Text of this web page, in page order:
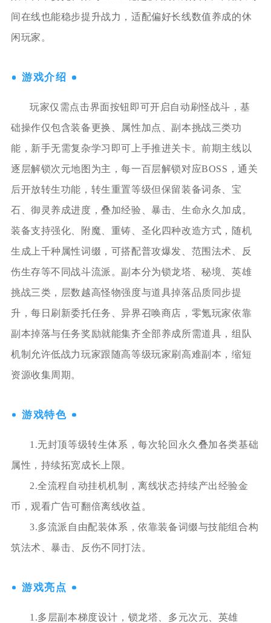
间在线也能稳步提升战力，适配偏好长线数值养成的休
闲玩家。
游戏介绍
玩家仅需点击界面按钮即可开启自动刷怪战斗，基
础操作仅包含装备更换、属性加点、副本挑战三类功
能，新手无需复杂学习即可上手推进关卡。前期主线以
逐层解锁次元地图为主，每一百层解锁对应BOSS，通关
后开放转生功能，转生重置等级但保留装备词条、宝
石、御灵养成进度，叠加经验、暴击、生命永久加成。
装备支持强化、附魔、重铸、圣化四种改造方式，随机
生成上千种属性词缀，可搭配普攻爆发、范围法术、反
伤生存等不同战斗流派。副本分为锁龙塔、秘境、英雄
挑战三类，层数越高怪物强度与道具掉落品质同步提
升，每日刷新委托任务、异界召唤商店，零氪玩家依靠
副本掉落与任务奖励就能集齐全部养成所需道具，组队
机制允许低战力玩家跟随高等级玩家刷高难副本，缩短
资源收集周期。
游戏特色
1.无封顶等级转生体系，每次轮回永久叠加各类基础
属性，持续拓宽成长上限。
2.全流程自动挂机机制，离线状态持续产出经验金
币，观看广告可翻倍离线收益。
3.多流派自由配装体系，依靠装备词缀与技能组合构
筑法术、暴击、反伤不同打法。
游戏亮点
1.多层副本梯度设计，锁龙塔、多元次元、英雄